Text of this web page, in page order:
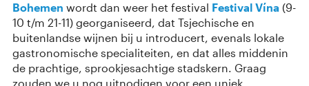
Bohemen wordt dan weer het festival Festival Vína (9-
10 t/m 21-11) georganiseerd, dat Tsjechische en
buitenlandse wijnen bij u introducert, evenals lokale
gastronomische specialiteiten, en dat alles middenin
de prachtige, sprookjesachtige stadskern. Graag
zouden we u nog uitnodigen voor een uniek